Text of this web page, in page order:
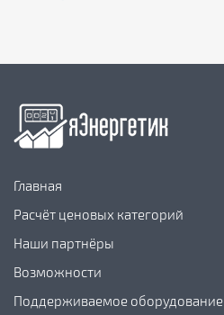
Главная
Расчёт ценовых категорий
Наши партнёры
Возможности
Поддерживаемое оборудование